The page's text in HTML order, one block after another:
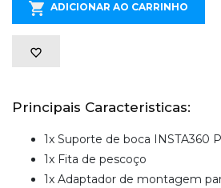
ADICIONAR AO CARRINHO
Principais Caracteristicas:
1x Suporte de boca INSTA360
1x Fita de pescoço
1x Adaptador de montagem